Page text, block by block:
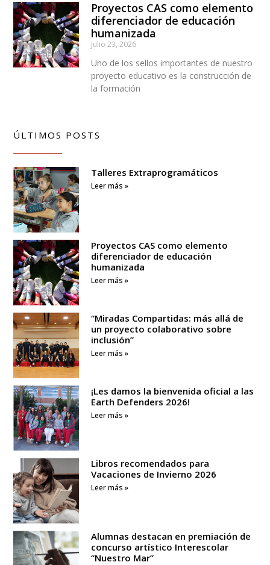
Proyectos CAS como elemento
diferenciador de educación
humanizada
Julio 23, 2026
Uno de los sellos importantes de nuestro
proyecto educativo es la construcción de
la formación
ÚLTIMOS POSTS
Talleres Extraprogramáticos
Leer más »
Proyectos CAS como elemento
diferenciador de educación
humanizada
Leer más »
“Miradas Compartidas: más allá de
un proyecto colaborativo sobre
inclusión”
Leer más »
¡Les damos la bienvenida oficial a las
Earth Defenders 2026!
Leer más »
Libros recomendados para
Vacaciones de Invierno 2026
Leer más »
Alumnas destacan en premiación de
concurso artístico Interescolar
“Nuestro Mar”